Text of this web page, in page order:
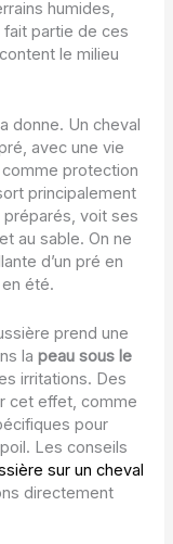
humides,
fait partie de ces
le milieu
donne. Un cheval
avec une vie
protection
principalement
préparés, voit ses
au sable. On ne
d’un pré en
été.
prend une
lapeau sous le
irritations. Des
cet effet, comme
pour
Les conseils
sur un cheval
directement